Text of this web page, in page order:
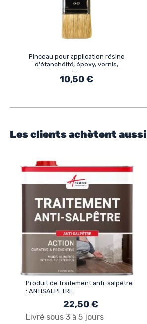
Pinceau pour application résine
d'étanchéité, époxy, vernis,
peinture
10,50 €
Les clients achètent aussi
Produit de traitement anti-salpêtre
: ANTISALPETRE
22,50 €
Livré sous 3 à 5 jours